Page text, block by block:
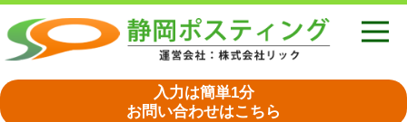
入力は簡単1分
お問い合わせはこちら